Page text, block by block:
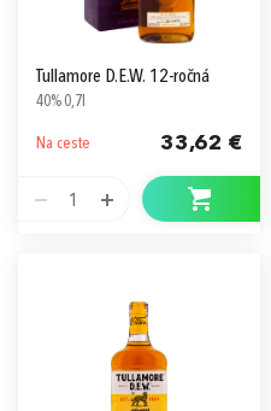
Tullamore D.E.W. 12-ročná
40% 0,7l
Na ceste 33,62 €
1